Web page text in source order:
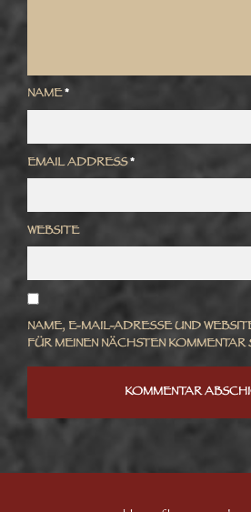
NAME*
EMAIL ADDRESS*
WEBSITE
NAME, E-MAIL-ADRESSE UND
FÜR MEINEN NÄCHSTEN KOMMENTAR